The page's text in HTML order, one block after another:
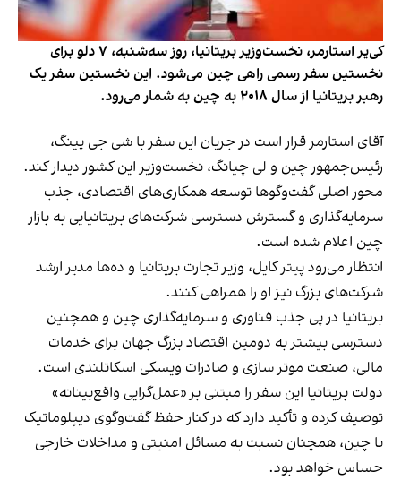
کی‌یر استارمر، نخست‌وزیر بریتانیا، روز سه‌شنبه، ۷ دلو برای
نخستین سفر رسمی راهی چین می‌شود. این نخستین سفر یک
رهبر بریتانیا از سال ۲۰۱۸ به چین به شمار می‌رود.
آقای استارمر قرار است در جریان این سفر با شی جی پینگ،
رئیس‌جمهور چین و لی چیانگ، نخست‌وزیر این کشور دیدار کند.
محور اصلی گفت‌وگوها توسعه همکاری‌های اقتصادی، جذب
سرمایه‌گذاری و گسترش دسترسی شرکت‌های بریتانیایی به بازار
چین اعلام شده است.
انتظار می‌رود پیتر کایل، وزیر تجارت بریتانیا و ده‌ها مدیر ارشد
شرکت‌های بزرگ نیز او را همراهی کنند.
بریتانیا در پی جذب فناوری و سرمایه‌گذاری چین و همچنین
دسترسی بیشتر به دومین اقتصاد بزرگ جهان برای خدمات
مالی، صنعت موتر سازی و صادرات ویسکی اسکاتلندی است.
دولت بریتانیا این سفر را مبتنی بر «عمل‌گرایی واقع‌بینانه»
توصیف کرده و تأکید دارد که در کنار حفظ گفت‌وگوی دیپلوماتیک
با چین، همچنان نسبت به مسائل امنیتی و مداخلات خارجی
حساس خواهد بود.